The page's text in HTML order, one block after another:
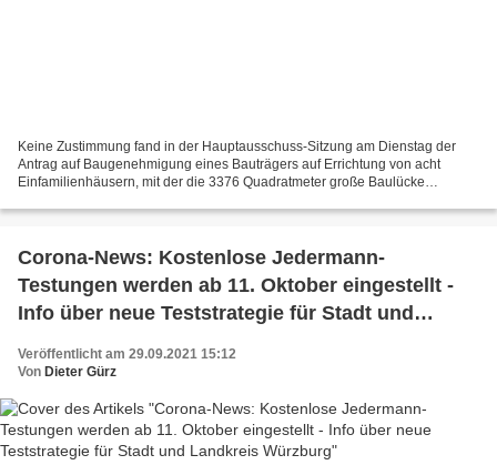
Keine Zustimmung fand in der Hauptausschuss-Sitzung am Dienstag der
Antrag auf Baugenehmigung eines Bauträgers auf Errichtung von acht
Einfamilienhäusern, mit der die 3376 Quadratmeter große Baulücke
Corona-News: Kostenlose Jedermann-
Testungen werden ab 11. Oktober eingestellt -
Info über neue Teststrategie für Stadt und
Veröffentlicht am 29.09.2021 15:12
Von Dieter Gürz